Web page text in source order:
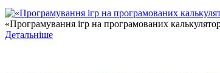
«Програмування ігр на програмованих
Детальніше